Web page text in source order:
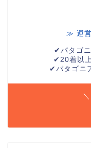
≫ 運
✔︎パタゴ
✔︎20着以
✔︎パタゴニ